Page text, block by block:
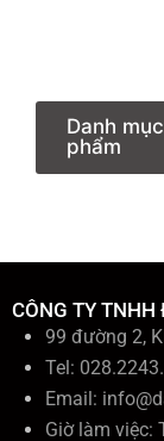
Danh
phẩm
CÔNG TY TNHH
99 đường 2,
Tel:
Email:
Giờ làm việc: